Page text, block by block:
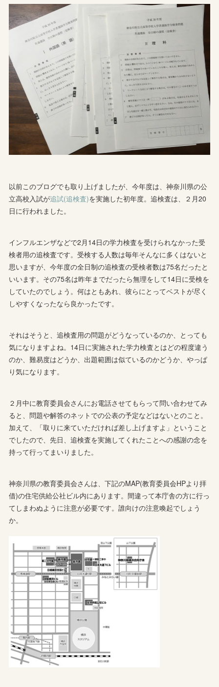
以前このブログでも取り上げましたが、今年度は、神奈川県の公
立高校入試が追試(追検査)を実施した初年度。追検査は、２月20
日に行われました。
インフルエンザなどで2月14日の学力検査を受けられなかった受
検者用の追検査です。受検する人数は毎年そんなに多くはないと
思いますが、今年度の全日制の追検査の受検者数は75名だったと
いいます。その75名は昨年までだったら無理をして14日に受検を
していたのでしょう。何はともあれ、彼らにとってベストが尽く
しやすくなったなら良かったです。
それはそうと、追検査用の問題がどうなっているのか、とっても
気になりますよね。14日に実施された学力検査とはどの程度違う
のか、難易度はどうか、出題範囲は似ているのかどうか、やっぱ
り気になります。
２月中に教育委員会さんにお電話させてもらって問い合わせてみ
ると、問題や解答のネットでの公表の予定などはないとのこと。
加えて、「取りに来ていただければ差し上げますよ」ということ
でしたので、先日、追検査を実施してくれたことへの感謝の念を
持って行ってまいりました。
神奈川県の教育委員会さんは、下記のMAP(教育委員会HPより拝
借)の住宅供給公社ビル内にあります。間違って本庁舎の方に行っ
てしまわぬように注意が必要です。誰向けの注意喚起でしょう
か。